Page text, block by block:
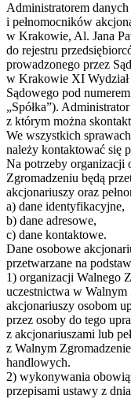
Administratorem
i pełnomocników
w Krakowie, Al. Jana
do rejestru
prowadzonego przez
w Krakowie XI Wydział
Sądowego pod
„Spółka”).
z którym można
We wszystkich
należy kontaktować się
Na potrzeby organizacji
Zgromadzeniu będą
akcjonariuszy oraz
a) dane identyfikacyjne,
b) dane adresowe,
c) dane kontaktowe.
Dane osobowe
przetwarzane na
1) organizacji Walnego
uczestnictwa w
akcjonariuszy osobom
przez osoby do tego
z akcjonariuszami lub
z Walnym
handlowych.
2) wykonywania
przepisami ustawy z